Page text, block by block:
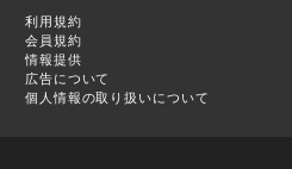
利用規約
会員規約
情報提供
広告について
個人情報の取り扱いについて